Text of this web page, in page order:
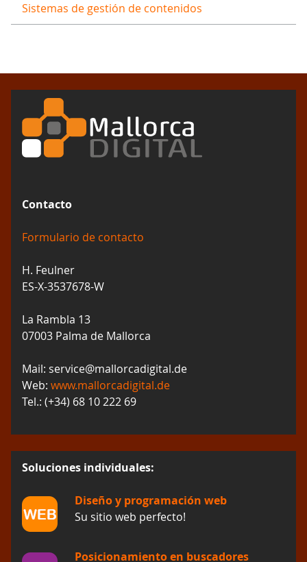
Sistemas de gestión de contenidos
Contacto
Formulario de contacto
H. Feulner
ES-X-3537678-W
La Rambla 13
07003 Palma de Mallorca
Mail: service@mallorcadigital.de
Web: www.mallorcadigital.de
Tel.: (+34) 68 10 222 69
Soluciones individuales:
Diseño y programación web
Su sitio web perfecto!
Posicionamiento en buscadores